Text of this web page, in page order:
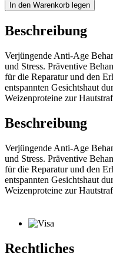
In den Warenkorb legen
Beschreibung
Verjüngende Anti-Age
und Stress. Präventive
für die Reparatur und den
entspannten Gesichtshaut
Weizenproteine zur
Beschreibung
Verjüngende Anti-Age
und Stress. Präventive
für die Reparatur und den
entspannten Gesichtshaut
Weizenproteine zur
Rechtliches